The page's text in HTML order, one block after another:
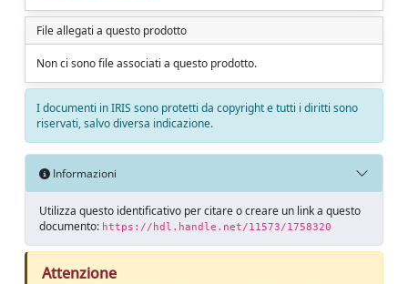
File allegati a questo prodotto
Non ci sono file associati a questo prodotto.
I documenti in IRIS sono protetti da copyright e tutti i diritti sono
riservati, salvo diversa indicazione.
Informazioni
Utilizza questo identificativo per citare o creare un link a questo
documento: https://hdl.handle.net/11573/1758320
Attenzione